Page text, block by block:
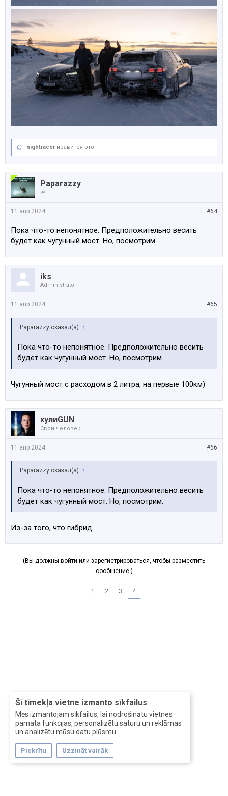
Šī tīmekļa vietne izmanto sīkfailus
Mēs izmantojam sīkfailus, lai nodrošinātu vietnes
pamata funkcijas, personalizētu saturu un reklāmas
un analizētu mūsu datu plūsmu.
Piekrītu Uzzināt vairāk
nightracerнравится это.
Paparazzy
☭
#64
11 апр 2024
Пока что-то непонятное. Предположительно весить
будет как чугунный мост. Но, посмотрим.
iks
Administrator
#65
11 апр 2024
Paparazzy сказал(а): ↑
Пока что-то непонятное. Предположительно весить
будет как чугунный мост. Но, посмотрим.
Чугунный мост с расходом в 2 литра, на первые 100км)
хулиGUN
Свой человек
#66
11 апр 2024
Paparazzy сказал(а): ↑
Пока что-то непонятное. Предположительно весить
будет как чугунный мост. Но, посмотрим.
Из-за того, что гибрид.
(Вы должны войти или зарегистрироваться, чтобы разместить
сообщение.)
1 2 3 4